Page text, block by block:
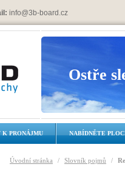
info@3b-board.cz
Ostře
K PRONÁJMU NABÍDNĚTE
Úvodní stránka / Slovník pojmů /